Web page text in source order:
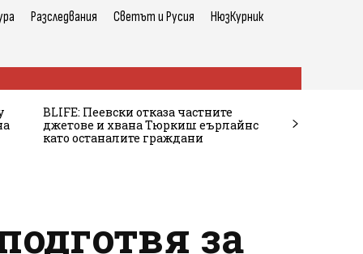
Разследвания Светът и Русия НюзКурник
BLIFE: Пеевски отказа частните
джетове и хвана Тюркиш еърлайнс
като останалите граждани
за